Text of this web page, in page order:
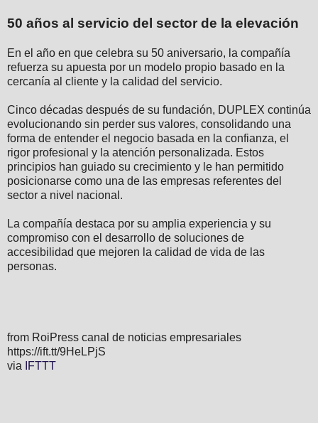
50 años al servicio del sector de la elevación
En el año en que celebra su 50 aniversario, la compañía
refuerza su apuesta por un modelo propio basado en la
cercanía al cliente y la calidad del servicio.
Cinco décadas después de su fundación, DUPLEX continúa
evolucionando sin perder sus valores, consolidando una
forma de entender el negocio basada en la confianza, el
rigor profesional y la atención personalizada. Estos
principios han guiado su crecimiento y le han permitido
posicionarse como una de las empresas referentes del
sector a nivel nacional.
La compañía destaca por su amplia experiencia y su
compromiso con el desarrollo de soluciones de
accesibilidad que mejoren la calidad de vida de las
personas.
from RoiPress canal de noticias empresariales
https://ift.tt/9HeLPjS
via
IFTTT